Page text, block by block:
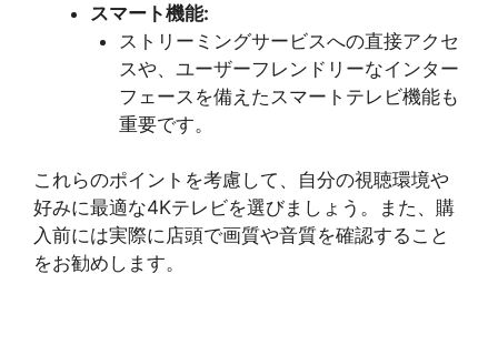
スマート機能:
ストリーミングサービスへの直接アクセ
スや、ユーザーフレンドリーなインター
フェースを備えたスマートテレビ機能も
重要です。
これらのポイントを考慮して、自分の視聴環境や
好みに最適な4Kテレビを選びましょう。また、購
入前には実際に店頭で画質や音質を確認すること
をお勧めします。